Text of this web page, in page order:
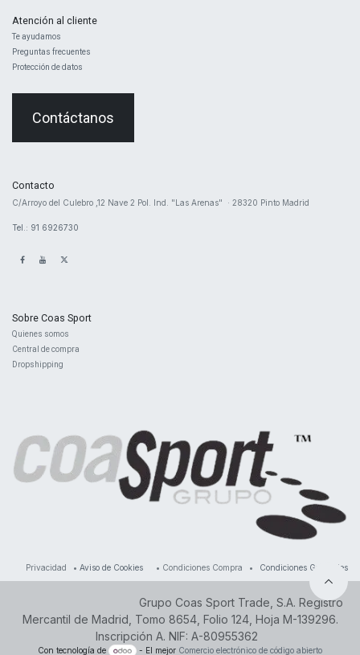
Atención al cliente
Te ayudamos
Preguntas frecuentes
Protección de datos
Contáctanos
Contacto
​C/Arroyo del Culebro ,12 Nave 2 ​Pol. Ind. "Las Arenas" · 28320 Pinto Madrid
Tel.: 91 6926730
Sobre Coas Sport
Quienes ​somos
Central de compra
Dropshipping
Privacidad • Aviso de Cookies • Condiciones Compra • Condiciones Generales
Grupo Coas Sport Trade, S.A. Registro
Mercantil de Madrid, Tomo 8654, Folio 124, Hoja M-139296.
Inscripción A. NIF: A-80955362
Con tecnología de - El mejor Comercio electrónico de código abierto